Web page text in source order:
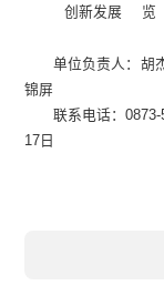
创新发展
单位负责人： 胡
锦屏
联系电话：
17 日